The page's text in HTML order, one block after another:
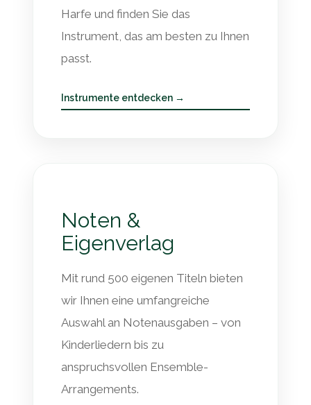
Harfe und finden Sie das
Instrument, das am besten zu Ihnen
passt.
Instrumente entdecken →
Noten &
Eigenverlag
Mit rund 500 eigenen Titeln bieten
wir Ihnen eine umfangreiche
Auswahl an Notenausgaben – von
Kinderliedern bis zu
anspruchsvollen Ensemble-
Arrangements.